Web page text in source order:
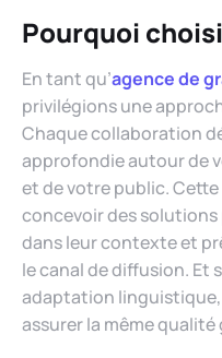
Pourquoi
En tant qu’agence de
privilégions une
Chaque collaboration
approfondie autour de
et de votre public.
concevoir des solutions
dans leur contexte et
le canal de diffusion. Et
adaptation
assurer la même